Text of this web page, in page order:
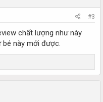
#3
chất lượng như này
này mới được.